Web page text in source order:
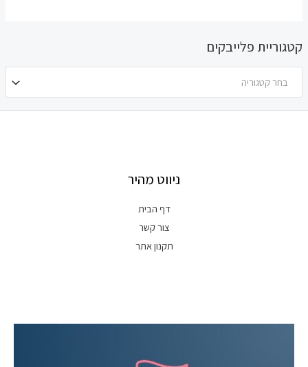
קטגוריית פלייבקים
בחר קטגוריה
ניווט מהיר
דף הבית
צור קשר
תקנון אתר